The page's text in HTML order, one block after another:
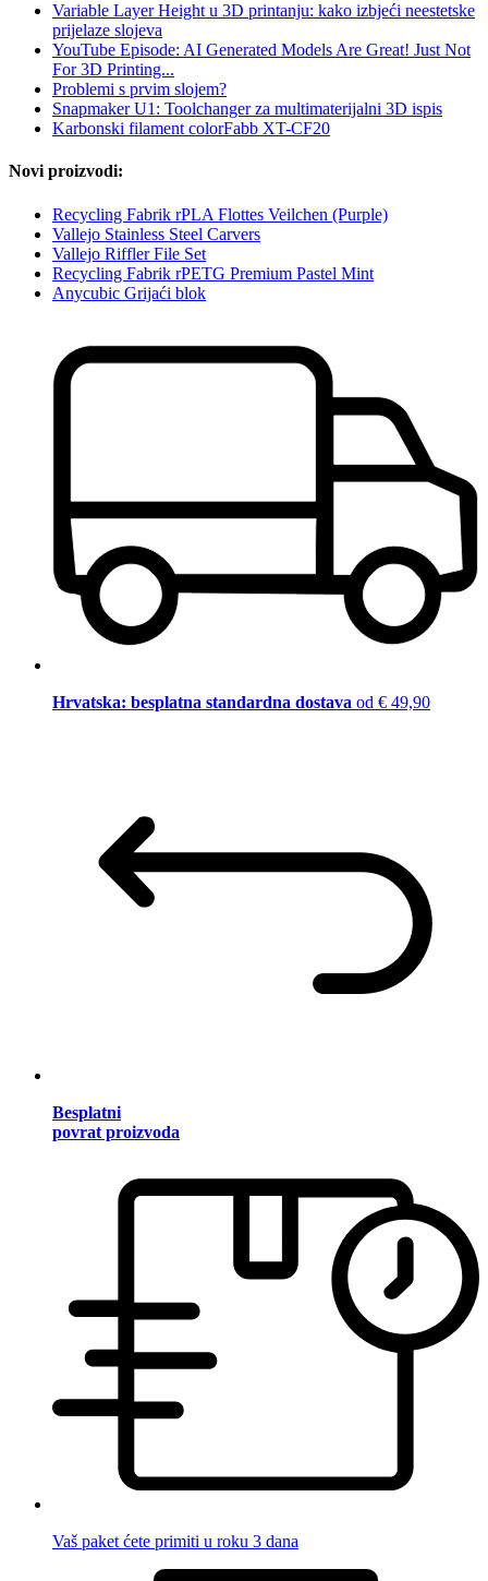
Variable Layer Height u 3D printanju: kako izbjeći neestetske
prijelaze slojeva
YouTube Episode: AI Generated Models Are Great! Just Not
For 3D Printing...
Problemi s prvim slojem?
Snapmaker U1: Toolchanger za multimaterijalni 3D ispis
Karbonski filament colorFabb XT-CF20
Novi proizvodi:
Recycling Fabrik rPLA Flottes Veilchen (Purple)
Vallejo Stainless Steel Carvers
Vallejo Riffler File Set
Recycling Fabrik rPETG Premium Pastel Mint
Anycubic Grijaći blok
Hrvatska: besplatna standardna dostava od € 49,90
Besplatni
povrat proizvoda
Vaš paket ćete primiti u roku 3 dana